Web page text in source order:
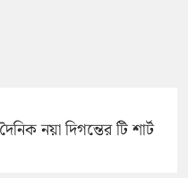
নয়া দিগন্তের টি শার্ট